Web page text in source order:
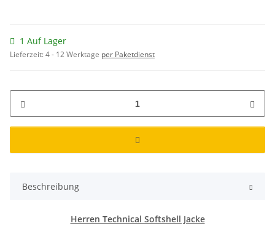
1 Auf Lager
Lieferzeit:4 - 12 Werktage per Paketdienst
Beschreibung
Herren Technical Softshell Jacke